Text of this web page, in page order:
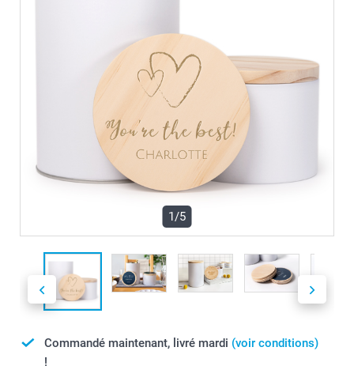
1/5
Commandé maintenant, livré mardi (voir conditions)
!